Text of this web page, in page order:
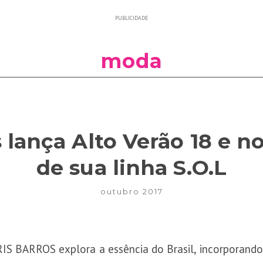
PUBLICIDADE
moda
lança Alto Verão 18 e
de sua linha S.O.L
outubro 2017
BARROS explora a essência do Brasil,